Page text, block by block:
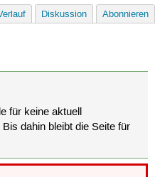
Diskussion Abonnieren
für keine aktuell
dahin bleibt die Seite für